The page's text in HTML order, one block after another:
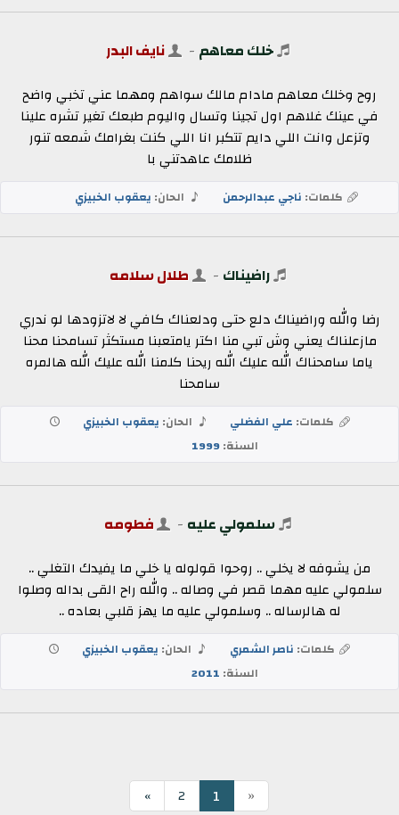
خلك معاهم - نايف البدر
روح وخلك معاهم مادام مالك سواهم ومهما عني تخبي واضح
في عينك غلاهم اول تجينا وتسال واليوم طبعك تغير تشره علينا
وتزعل وانت اللي دايم تتكبر انا اللي كنت بغرامك شمعه تنور
ظلامك عاهدتني با
كلمات: ناجي عبدالرحمن الحان: يعقوب الخبيزي
راضيناك - طلال سلامه
رضا والله وراضيناك دلع حتى ودلعناك كافي لا لاتزودها لو ندري
مازعلناك يعني وش تبي منا اكتر يامتعبنا مستكثر تسامحنا محنا
ياما سامحناك الله عليك الله ريحنا كلمنا الله عليك الله هالمره
سامحنا
كلمات: علي الفضلي الحان: يعقوب الخبيزي
السنة:1999
سلمولي عليه - فطومه
من يشوفه لا يخلي .. روحوا قولوله يا خلي ما يفيدك التغلي ..
سلمولي عليه مهما قصر في وصاله .. والله راح القى بداله وصلوا
له هالرساله .. وسلمولي عليه ما يهز قلبي بعاده ..
كلمات: ناصر الشمري الحان: يعقوب الخبيزي
السنة: 2011
«
1
2
»